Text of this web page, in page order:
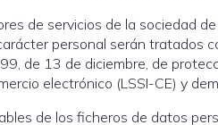
de servicios de la sociedad
personal serán tratados
de 13 de diciembre, de
electrónico (LSSI-CE) y
de los ficheros de datos